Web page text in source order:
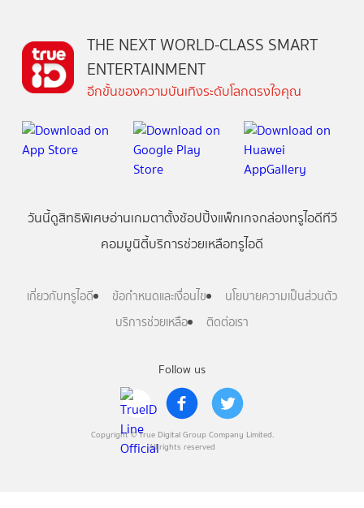
Follow us
Copyright © True Digital Group Company Limited.
All rights reserved
THE NEXT WORLD-CLASS SMART
ENTERTAINMENT
อีกขั้นของความบันเทิงระดับโลกตรงใจคุณ
วันนี้ดูสิทธิพิเศษอ่านเกมตาตั้งช้อปปิ้งแพ็กเกจกล่องทรูไอดีทีวี
คอมมูนิตี้บริการช่วยเหลือทรูไอดี
เกี่ยวกับทรูไอดี ข้อกำหนดและเงื่อนไข
นโยบายความเป็นส่วนตัว
บริการช่วยเหลือ
ติดต่อเรา